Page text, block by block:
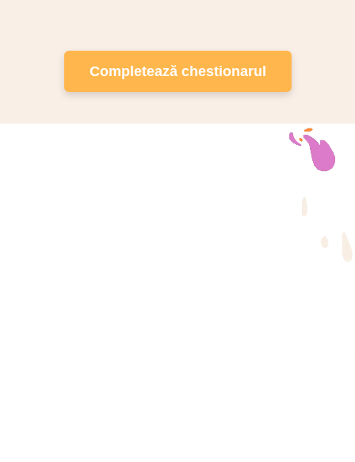
Completează chestionarul